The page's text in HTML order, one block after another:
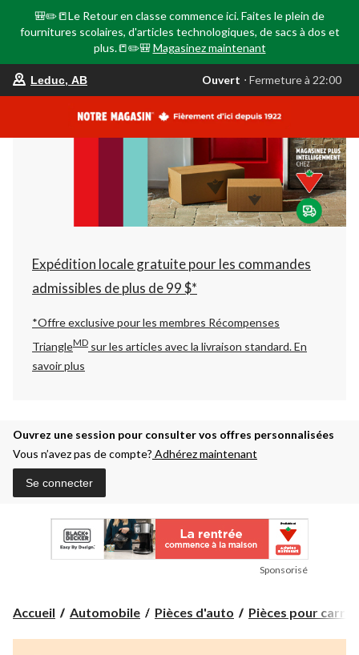
🎒✏️📒Le Retour en classe commence ici. Faites le plein de
fournitures scolaires, d'articles technologiques, de sacs à dos et
plus.📒✏️🎒 Magasinez maintenant
votre
est
AB,
Ouvert,
Fermeture
à
22:00
changer
Leduc, AB Ouvert ⋅ Fermeture à 22:00
Expédition locale gratuite pour les commandes
admissibles de plus de 99 $*
*Offre exclusive pour les membres Récompenses
TriangleMD sur les articles avec la livraison standard.En
savoir plus
Ouvrez une session pour consulter vos offres personnalisées
Vous n’avez pas de compte? Adhérez maintenant
Se connecter
Sponsorisé
Accueil Automobile Pièces d'auto Pièces pour